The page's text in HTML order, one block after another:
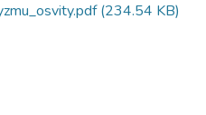
(234.54 KB)